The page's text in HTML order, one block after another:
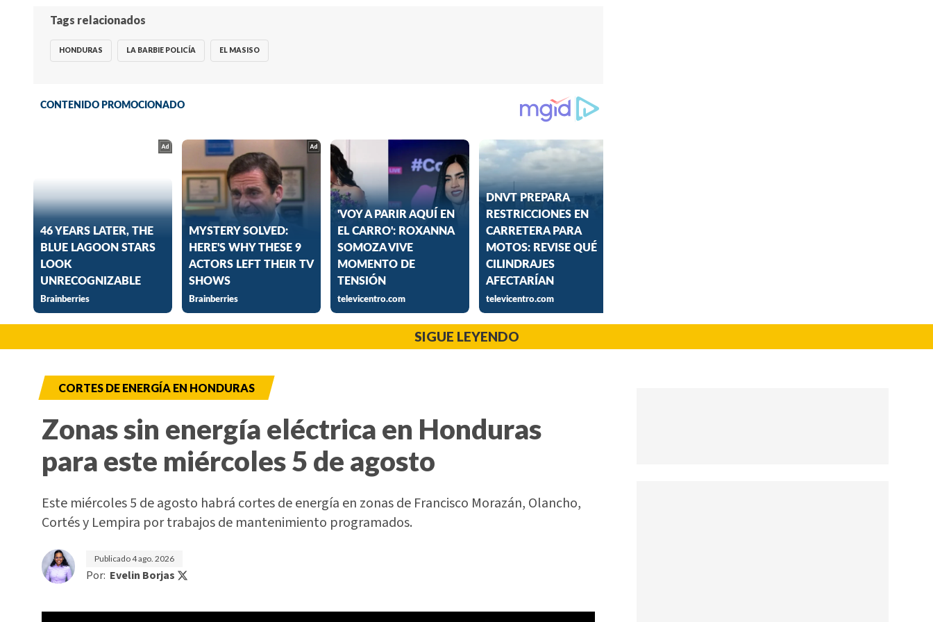
Tags relacionados
HONDURAS LA BARBIE POLICÍA EL MASISO
SIGUE LEYENDO
CORTES DE ENERGÍA EN HONDURAS
Zonas sin energía eléctrica en Honduras
para este miércoles 5 de agosto
Este miércoles 5 de agosto habrá cortes de energía en zonas de Francisco Morazán, Olancho,
Cortés y Lempira por trabajos de mantenimiento programados.
Publicado4 ago. 2026
Por: Evelin Borjas